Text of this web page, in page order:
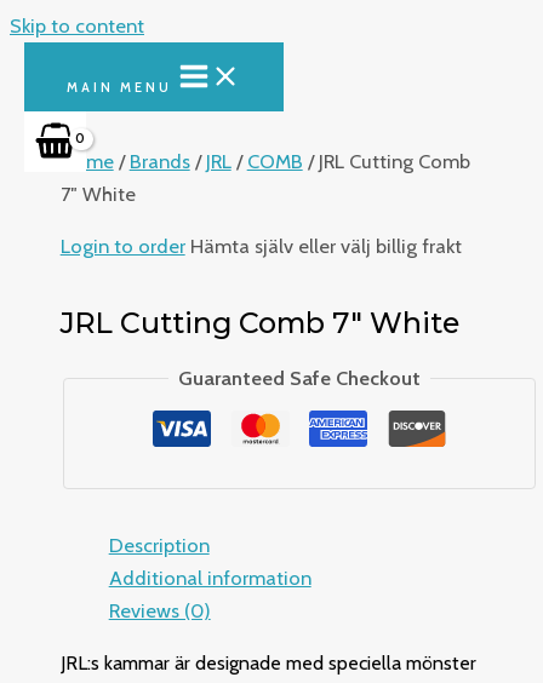
Skip to content
MAIN MENU
Home/ Brands/ JRL/ COMB / JRL Cutting Comb
7″ White
Login to order Hämta själv eller välj billig frakt
JRL Cutting Comb 7″ White
Guaranteed Safe Checkout
Description
Additional information
Reviews (0)
JRL:s kammar är designade med speciella mönster